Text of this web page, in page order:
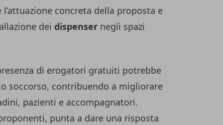
concreta della proposta e
dei dispenser negli spazi
di erogatori gratuiti potrebbe
soccorso, contribuendo a migliorare
pazienti e accompagnatori.
punta a dare una risposta